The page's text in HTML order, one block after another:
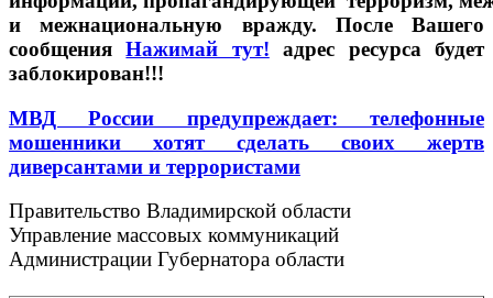
и межнациональную вражду. После Вашего
сообщенияНажимай тут! адрес ресурса будет
заблокирован!!!
МВД России предупреждает: телефонные
мошенники хотят сделать своих жертв
диверсантами и террористами
Правительство Владимирской области
Управление массовых коммуникаций
Администрации Губернатора области